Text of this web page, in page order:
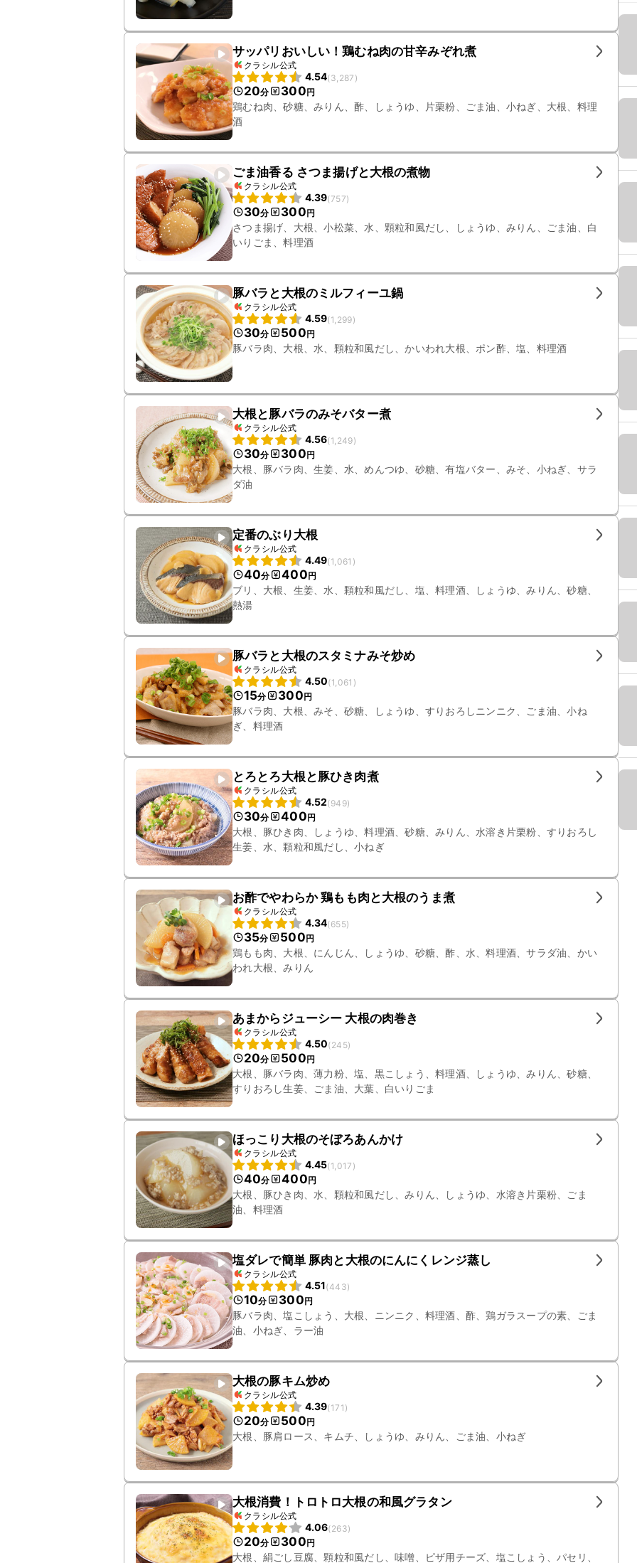
サッパリおいしい！鶏むね肉の甘辛みぞれ煮
クラシル公式
4.54(3,287 )
20分 300円
鶏むね肉、砂糖、みりん、酢、しょうゆ、片栗粉、ごま油、小ねぎ、大根、料理
酒
ごま油香る さつま揚げと大根の煮物
クラシル公式
4.39(757)
30分 300円
さつま揚げ、大根、小松菜、水、顆粒和風だし、しょうゆ、みりん、ごま油、白
いりごま、料理酒
豚バラと大根のミルフィーユ鍋
クラシル公式
4.59(1,299)
30分 500円
豚バラ肉、大根、水、顆粒和風だし、かいわれ大根、ポン酢、塩、料理酒
大根と豚バラのみそバター煮
クラシル公式
4.56(1,249)
30分 300円
大根、豚バラ肉、生姜、水、めんつゆ、砂糖、有塩バター、みそ、小ねぎ、サラ
ダ油
定番のぶり大根
クラシル公式
4.49(1,061 )
40分 400円
ブリ、大根、生姜、水、顆粒和風だし、塩、料理酒、しょうゆ、みりん、砂糖、
熱湯
豚バラと大根のスタミナみそ炒め
クラシル公式
4.50(1,061 )
15分 300円
豚バラ肉、大根、みそ、砂糖、しょうゆ、すりおろしニンニク、ごま油、小ね
ぎ、料理酒
とろとろ大根と豚ひき肉煮
クラシル公式
4.52(949)
30分 400円
大根、豚ひき肉、しょうゆ、料理酒、砂糖、みりん、水溶き片栗粉、すりおろし
生姜、水、顆粒和風だし、小ねぎ
お酢でやわらか 鶏もも肉と大根のうま煮
クラシル公式
4.34(655)
35分 500円
鶏もも肉、大根、にんじん、しょうゆ、砂糖、酢、水、料理酒、サラダ油、かい
われ大根、みりん
あまからジューシー 大根の肉巻き
クラシル公式
4.50(245)
20分 500円
大根、豚バラ肉、薄力粉、塩、黒こしょう、料理酒、しょうゆ、みりん、砂糖、
すりおろし生姜、ごま油、大葉、白いりごま
ほっこり大根のそぼろあんかけ
クラシル公式
4.45(1,017 )
40分 400円
大根、豚ひき肉、水、顆粒和風だし、みりん、しょうゆ、水溶き片栗粉、ごま
油、料理酒
塩ダレで簡単 豚肉と大根のにんにくレンジ蒸し
クラシル公式
4.51(443)
10分 300円
豚バラ肉、塩こしょう、大根、ニンニク、料理酒、酢、鶏ガラスープの素、ごま
油、小ねぎ、ラー油
大根の豚キム炒め
クラシル公式
4.39(171 )
20分 500円
大根、豚肩ロース、キムチ、しょうゆ、みりん、ごま油、小ねぎ
大根消費！トロトロ大根の和風グラタン
クラシル公式
4.06(263)
20分 300円
大根、絹ごし豆腐、顆粒和風だし、味噌、ピザ用チーズ、塩こしょう、パセリ、